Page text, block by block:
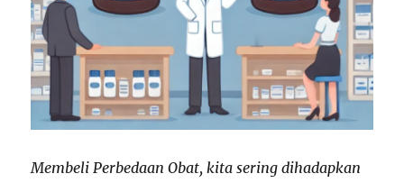
Membeli Perbedaan Obat, kita sering dihadapkan